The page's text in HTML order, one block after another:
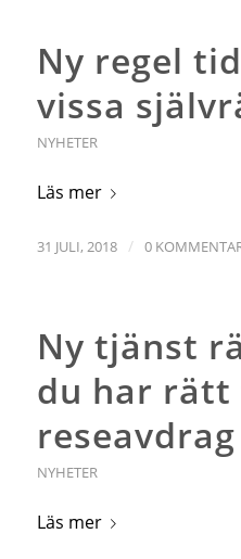
Ny regel
vissa
NYHETER
Läs mer
31 JULI, 2018 / 0
Ny tjänst
du har
reseavdrag
NYHETER
Läs mer